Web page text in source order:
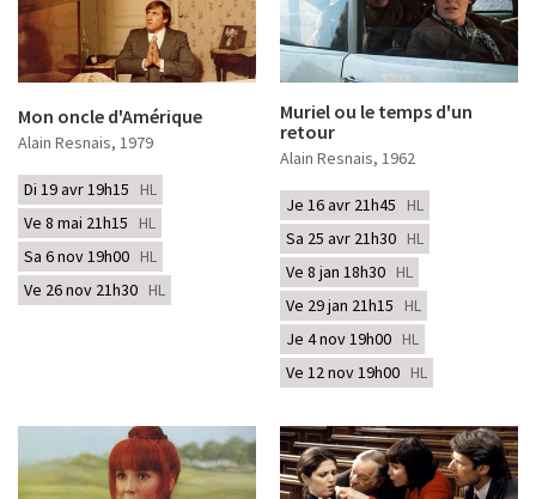
Mon oncle d'Amérique
Alain Resnais, 1979
Di 19 avr 19h15 HL
Ve 8 mai 21h15 HL
Sa 6 nov 19h00 HL
Ve 26 nov 21h30 HL
Muriel ou le temps d'un
retour
Alain Resnais, 1962
Je 16 avr 21h45 HL
Sa 25 avr 21h30 HL
Ve 8 jan 18h30 HL
Ve 29 jan 21h15 HL
Je 4 nov 19h00 HL
Ve 12 nov 19h00 HL